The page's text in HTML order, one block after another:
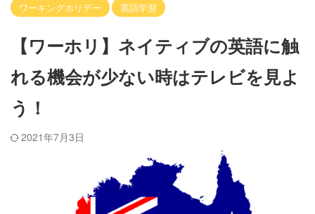
ワーキングホリデー
英語学習
【ワーホリ】ネイティブの英語に触
れる機会が少ない時はテレビを見よ
う！
2021年7月3日